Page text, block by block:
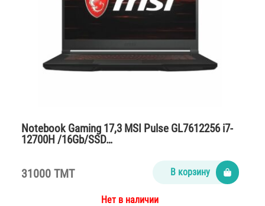
Notebook Gaming 17,3 MSI Pulse GL7612256 i7-
12700H /16Gb/SSD…
31000 TMT В корзину
Нет в наличии